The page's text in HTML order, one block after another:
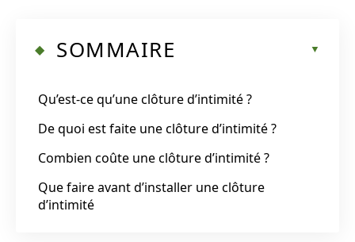
SOMMAIRE
Qu’est-ce qu’une clôture d’intimité ?
De quoi est faite une clôture d’intimité ?
Combien coûte une clôture d’intimité ?
Que faire avant d’installer une clôture
d’intimité